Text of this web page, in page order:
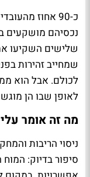
כ-90 אחוז
נכסיהם מושקעים
שלישים השקיעו
שמחייב זהירות
לכולם. אבל הוא
לאופן שבו הן
מה זה אומר
ניסוי הריבות
סיפור בדיוק: